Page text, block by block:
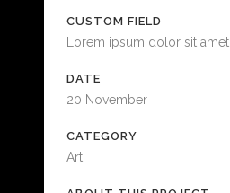
CUSTOM FIELD
Lorem ipsum dolor sit amet
DATE
20 November
CATEGORY
Art